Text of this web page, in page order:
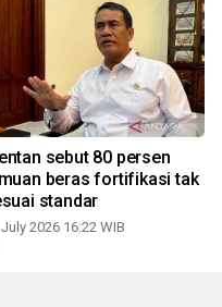
sebut 80 persen
beras fortifikasi tak
standar
2026 16:22 WIB